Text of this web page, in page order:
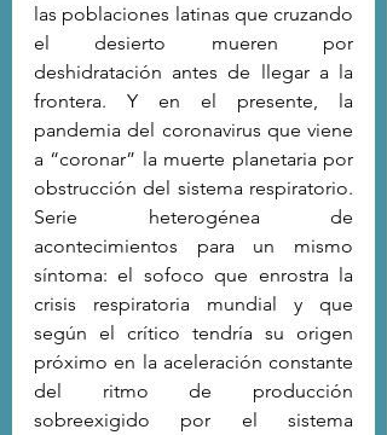
las poblaciones latinas que cruzando
el desierto mueren por
deshidratación antes de llegar a la
frontera. Y en el presente, la
pandemia del coronavirus que viene
a “coronar” la muerte planetaria por
obstrucción del sistema respiratorio.
Serie heterogénea de
acontecimientos para un mismo
síntoma: el sofoco que enrostra la
crisis respiratoria mundial y que
según el crítico tendría su origen
próximo en la aceleración constante
del ritmo de producción
sobreexigido por el sistema